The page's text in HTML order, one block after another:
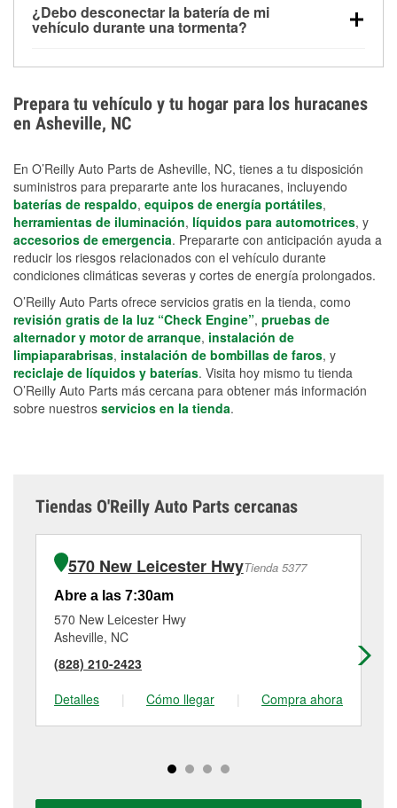
días después de la exposición.
para aplicaciones de ciclo profundo porque son
selladas, resistentes a las vibraciones y más
¿Debo desconectar la batería de mi
vehículo durante una tormenta?
los daños por inundación. Evitar el agua estancada y
preparar opciones de carga de respaldo son
medidas de protección más efectivas.
Prepara tu vehículo y tu hogar para los huracanes
en Asheville, NC
En O’Reilly Auto Parts de Asheville, NC, tienes a tu disposición
suministros para prepararte ante los huracanes, incluyendo
baterías de respaldo, equipos de energía portátiles,
herramientas de iluminación, líquidos para automotrices, y
accesorios de emergencia. Prepararte con anticipación ayuda a
reducir los riesgos relacionados con el vehículo durante
condiciones climáticas severas y cortes de energía prolongados.
O’Reilly Auto Parts ofrece servicios gratis en la tienda, como
revisión gratis de la luz “Check Engine”, pruebas de
alternador y motor de arranque, instalación de
limpiaparabrisas, instalación de bombillas de faros, y
reciclaje de líquidos y baterías. Visita hoy mismo tu tienda
O’Reilly Auto Parts más cercana para obtener más información
sobre nuestros servicios en la tienda.
Tiendas O'Reilly Auto Parts cercanas
570 New Leicester HwyTienda 5377
Abre a las 7:30am
570 New Leicester Hwy
Asheville, NC
(828) 210-2423
Detalles
| Cómo llegar | Compra ahora